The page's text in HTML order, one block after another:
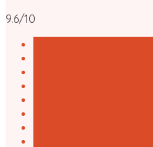
9.6/10